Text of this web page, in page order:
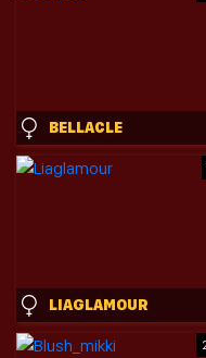
BELLACLE
LIAGLAMOUR